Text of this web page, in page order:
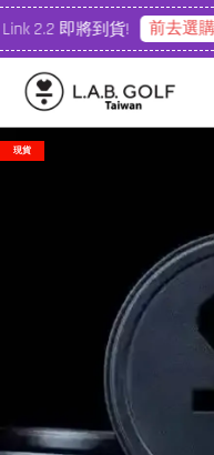
2.2 即將到貨! 前去選購
現貨